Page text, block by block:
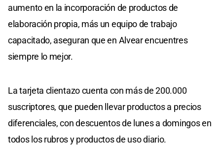
aumento en la incorporación de productos de
elaboración propia, más un equipo de trabajo
capacitado, aseguran que en Alvear encuentres
siempre lo mejor.
La tarjeta clientazo cuenta con más de 200.000
suscriptores, que pueden llevar productos a precios
diferenciales, con descuentos de lunes a domingos en
todos los rubros y productos de uso diario.